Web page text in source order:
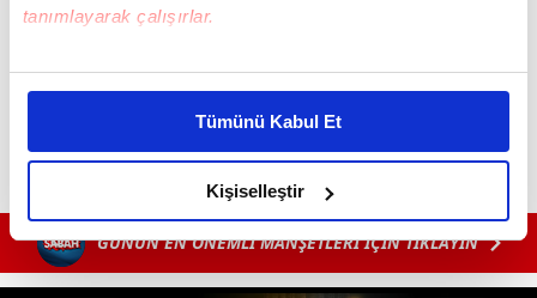
tanımlayarak çalışırlar.
Bu çerezlere izin vermeniz halinde sizlere özel
daha iyi reklam deneyimi yaşatabiliriz. Bunu yaparken
amacımızın size daha iyi bir reklam deneyimi sunmak
olduğunu ve sizlere en iyi içerikleri sunabilmek adına
elimizden gelen çabayı gösterdiğimizi ve bu noktada,
reklamların maliyetlerimizi karşılamak noktasında tek gelir
kalemimiz olduğunu sizlere hatırlatmak isteriz.
Tümünü Kabul Et
Kişiselleştir
GÜNÜN EN ÖNEMLİ MANŞETLERİ İÇİN TIKLAYIN